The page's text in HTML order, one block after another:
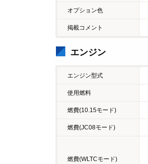
オプション色
掲載コメント
エンジン
エンジン型式
使用燃料
燃費(10.15モード)
燃費(JC08モード)
燃費(WLTCモード)